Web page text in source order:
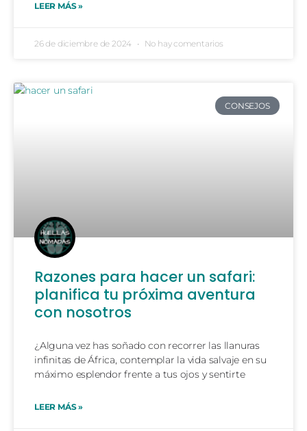
LEER MÁS »
26 de diciembre de 2024 No hay comentarios
CONSEJOS
Razones para hacer un safari:
planifica tu próxima aventura
con nosotros
¿Alguna vez has soñado con recorrer las llanuras
infinitas de África, contemplar la vida salvaje en su
máximo esplendor frente a tus ojos y sentirte
LEER MÁS »